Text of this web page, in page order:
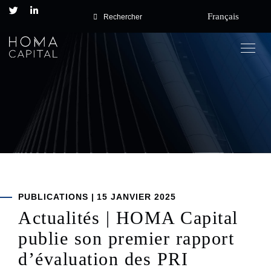
Rechercher Français
PUBLICATIONS | Posted
on
15 JANVIER 2025
Actualités | HOMA Capital
publie son premier rapport
d’évaluation des PRI